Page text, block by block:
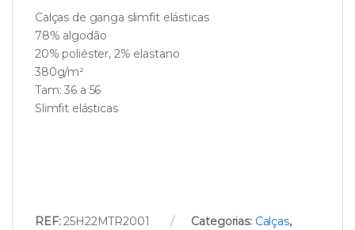
Calças de ganga slimfit elásticas
78% algodão
20% poliéster, 2% elastano
380g/m²
Tam: 36 a 56
Slimfit elásticas
REF:25H22MTR2001 Categorias: Calças,